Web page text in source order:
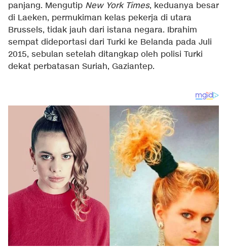
panjang. Mengutip New York Times, keduanya besar
di Laeken, permukiman kelas pekerja di utara
Brussels, tidak jauh dari istana negara. Ibrahim
sempat dideportasi dari Turki ke Belanda pada Juli
2015, sebulan setelah ditangkap oleh polisi Turki
dekat perbatasan Suriah, Gaziantep.